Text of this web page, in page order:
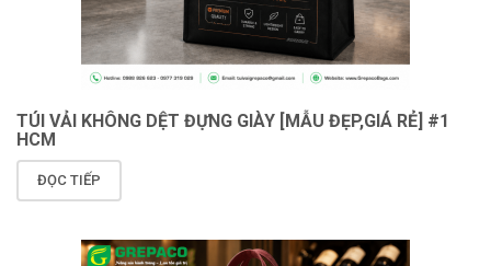
TÚI VẢI KHÔNG DỆT ĐỰNG GIÀY [MẪU ĐẸP,GIÁ RẺ] #1
HCM
ĐỌC TIẾP